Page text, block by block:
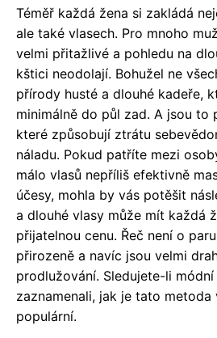
Téměř každá žena si zakládá
ale také vlasech. Pro mnoho
velmi přitažlivé a pohledu na
kštici neodolají. Bohužel ne
přírody husté a dlouhé kadeře,
minimálně do půl zad. A jsou to
které způsobují ztrátu
náladu. Pokud patříte mezi
málo vlasů nepříliš efektivně
účesy, mohla by vás potěšit
a dlouhé vlasy může mít každá
přijatelnou cenu. Řeč není o
přirozeně a navíc jsou velmi
prodlužování. Sledujete-li
zaznamenali, jak je tato
populární.